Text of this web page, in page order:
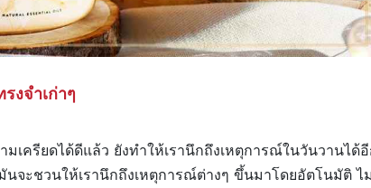
งจำเก่าๆ
เครียดได้ดีแล้ว ยังทำให้เรานึกถึงเหตุการณ์ในวันวานได้
นจะชวนให้เรานึกถึงเหตุการณ์ต่างๆ ขึ้นมาโดยอัตโนมัติ ไ